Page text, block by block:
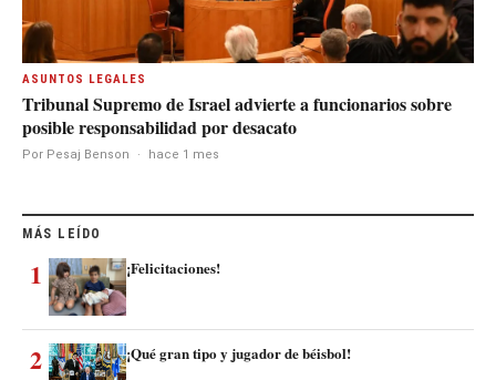
ASUNTOS LEGALES
Tribunal Supremo de Israel advierte a funcionarios sobre
posible responsabilidad por desacato
Por Pesaj Benson · hace 1 mes
MÁS LEÍDO
1 ¡Felicitaciones!
2 ¡Qué gran tipo y jugador de béisbol!